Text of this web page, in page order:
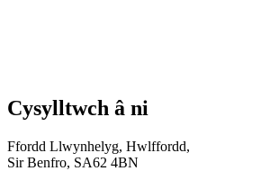
Cysylltwch â ni
Ffordd Llwynhelyg, Hwlffordd,
Sir Benfro, SA62 4BN